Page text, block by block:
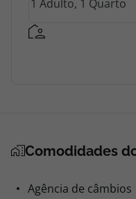
Comodidades
Agência de câmbios